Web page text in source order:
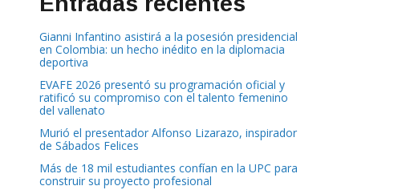
Gianni Infantino asistirá a la posesión presidencial
en Colombia: un hecho inédito en la diplomacia
deportiva
EVAFE 2026 presentó su programación oficial y
ratificó su compromiso con el talento femenino
del vallenato
Murió el presentador Alfonso Lizarazo, inspirador
de Sábados Felices
Más de 18 mil estudiantes confían en la UPC para
construir su proyecto profesional